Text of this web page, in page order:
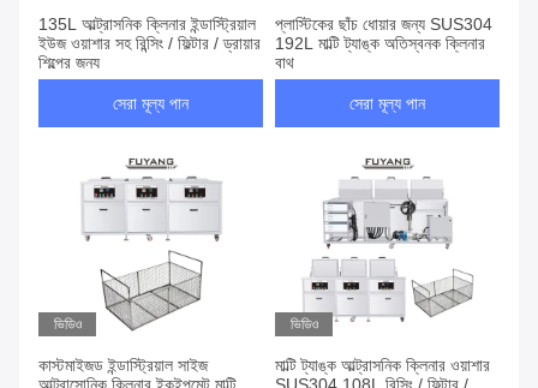
135L আল্ট্রাসনিক ক্লিনার ইন্ডাস্ট্রিয়াল
ইউজ ওয়াশার সহ রিন্সিং / ফিল্টার / ড্রায়ার
শিল্পের জন্য
সেরা মূল্য পান
প্লাস্টিকের ছাঁচ ধোয়ার জন্য SUS304
192L মাল্টি ট্যাঙ্ক অতিস্বনক ক্লিনার
বাথ
সেরা মূল্য পান
ভিডিও
কাস্টমাইজড ইন্ডাস্ট্রিয়াল সাইজ
ভিডিও
মাল্টি ট্যাঙ্ক আল্ট্রাসনিক ক্লিনার ওয়াশার